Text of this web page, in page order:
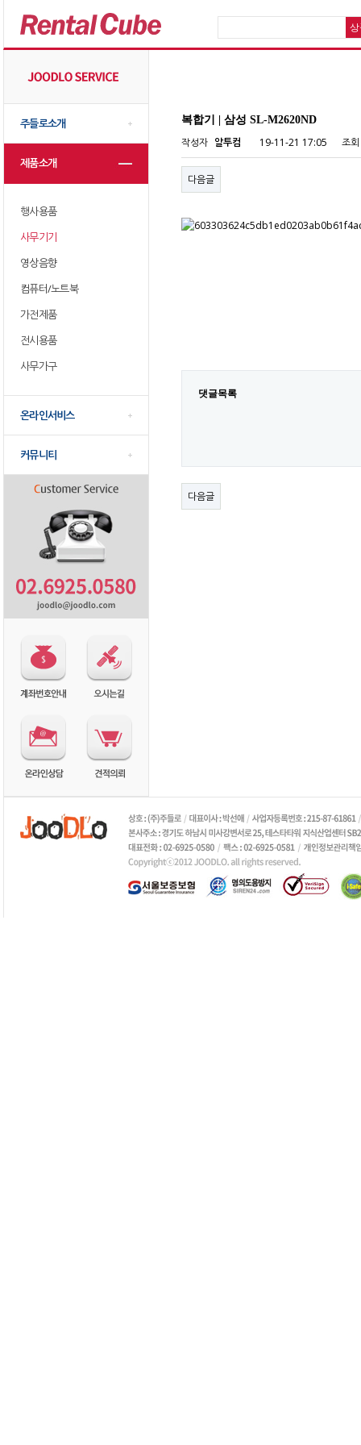
주들로소개
제품소개
행사용품
사무기기
영상음향
컴퓨터/노트북
가전제품
전시용품
사무가구
온라인서비스
커뮤니티
복합기 | 삼성 SL-M2620ND
작성자 알투컴 19-11-21 17:05 조회
다음글
댓글목록
다음글